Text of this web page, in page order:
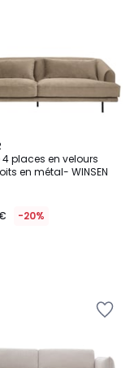
places en velours
en métal- WINSEN
-20%